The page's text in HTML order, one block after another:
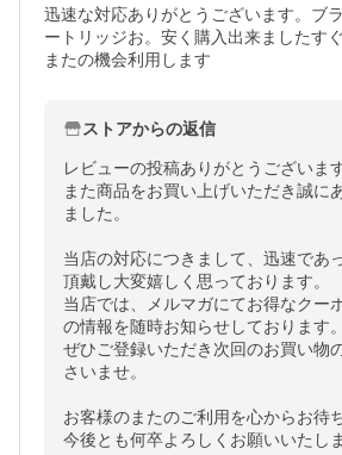
迅速な対応ありがとうございます。ブ
ートリッジお。安く購入出来ましたす
またの機会利用します
ストアからの返信
レビューの投稿ありがとうございます
また商品をお買い上げいただき誠に
ました。
当店の対応につきまして、迅速であ
頂戴し大変嬉しく思っております。
当店では、メルマガにてお得なクー
の情報を随時お知らせしております。
ぜひご登録いただき次回のお買い物
さいませ。
お客様のまたのご利用を心からお待
今後とも何卒よろしくお願いいたしま